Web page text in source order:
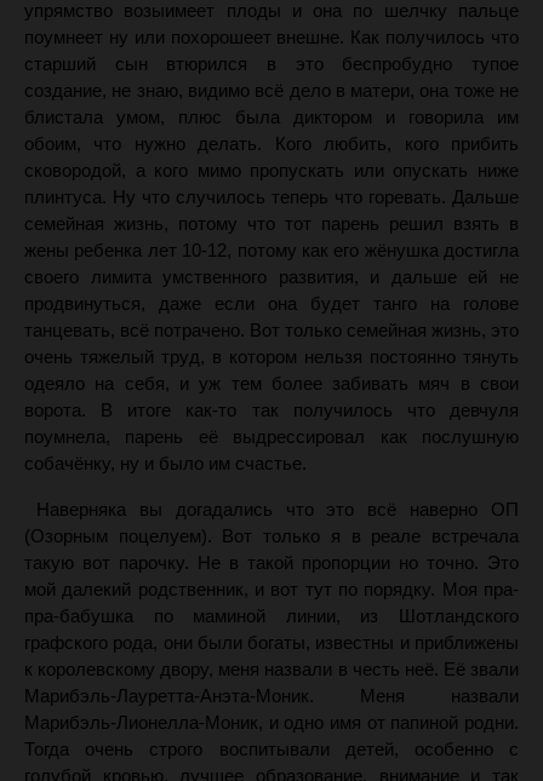
упрямство возыимеет плоды и она по шелчку пальце
поумнеет ну или похорошеет внешне. Как получилось что
старший сын втюрился в это беспробудно тупое
создание, не знаю, видимо всё дело в матери, она тоже не
блистала умом, плюс была диктором и говорила им
обоим, что нужно делать. Кого любить, кого прибить
сковородой, а кого мимо пропускать или опускать ниже
плинтуса. Ну что случилось теперь что горевать. Дальше
семейная жизнь, потому что тот парень решил взять в
жены ребенка лет 10-12, потому как его жёнушка достигла
своего лимита умственного развития, и дальше ей не
продвинуться, даже если она будет танго на голове
танцевать, всё потрачено. Вот только семейная жизнь, это
очень тяжелый труд, в котором нельзя постоянно тянуть
одеяло на себя, и уж тем более забивать мяч в свои
ворота. В итоге как-то так получилось что девчуля
поумнела, парень её выдрессировал как послушную
собачёнку, ну и было им счастье.
Наверняка вы догадались что это всё наверно ОП
(Озорным поцелуем). Вот только я в реале встречала
такую вот парочку. Не в такой пропорции но точно. Это
мой далекий родственник, и вот тут по порядку. Моя пра-
пра-бабушка по маминой линии, из Шотландского
графского рода, они были богаты, известны и приближены
к королевскому двору, меня назвали в честь неё. Её звали
Марибэль-Лауретта-Анэта-Моник. Меня назвали
Марибэль-Лионелла-Моник, и одно имя от папиной родни.
Тогда очень строго воспитывали детей, особенно с
голубой кровью, лучшее образование, внимание и так